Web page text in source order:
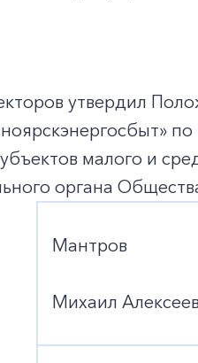
утвердил
по
малого и
органа
Мантров
Михаил